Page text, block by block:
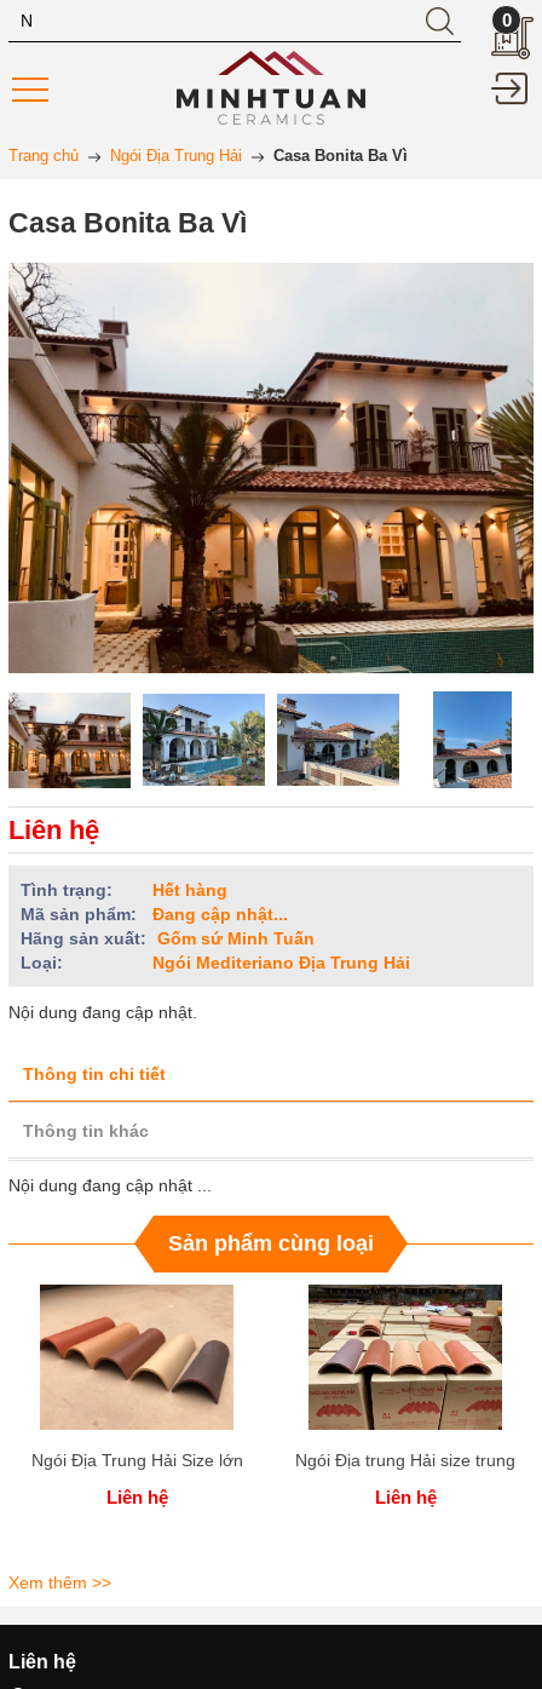
0
Trang chủ Ngói Địa Trung Hải Casa Bonita Ba Vì
Casa Bonita Ba Vì
Liên hệ
Tình trạng:
Hết hàng
Mã sản phẩm:
Đang cập nhật...
Hãng sản xuất:
Gốm sứ Minh Tuấn
Loại:
Ngói Mediteriano Địa Trung Hải
Nội dung đang cập nhật.
Thông tin chi tiết
Thông tin khác
Nội dung đang cập nhật ...
Sản phẩm cùng loại
Ngói Địa Trung Hải Size lớn
Liên hệ
Ngói Địa trung Hải size trung
Liên hệ
Xem thêm >>
Liên hệ